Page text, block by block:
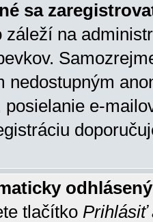
sa
záleží na
nedostupným
posielanie e-
tlačítko Prihlásiť